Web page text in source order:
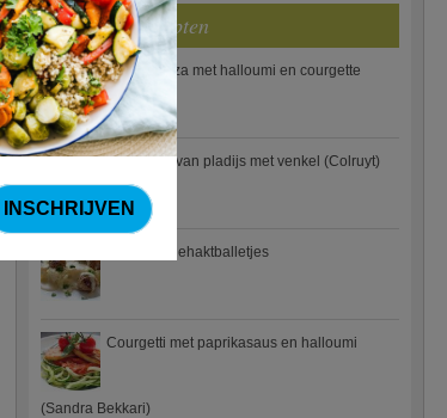
Nieuwste Recepten
Turkse pizza met halloumi en courgette
Waterzooi van pladijs met venkel (Colruyt)
Zweedse gehaktballetjes
Courgetti met paprikasaus en halloumi
(Sandra Bekkari)